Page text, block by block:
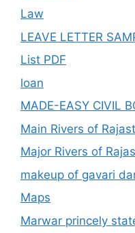
Law
LEAVE LETTER
List PDF
loan
MADE-EASY CIVIL
Main Rivers of
Major Rivers of
makeup of gavari
Maps
Marwar princely